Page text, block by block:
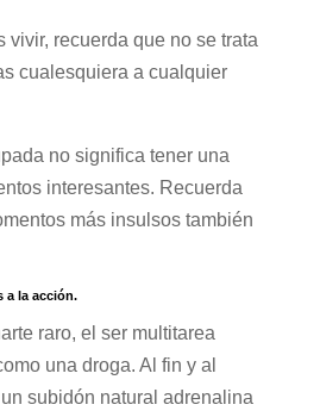
vivir, recuerda que no se trata
cualesquiera a cualquier
no significa tener una
interesantes. Recuerda
más insulsos también
a la acción.
raro, el ser multitarea
una droga. Al fin y al
subidón natural adrenalina